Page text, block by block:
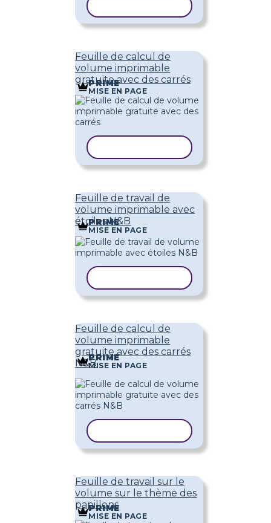
Feuille de calcul de
volume imprimable
gratuite avec des carrés
PRIME
MISE EN PAGE
Feuille de travail de
volume imprimable avec
étoiles N&B
PRIME
MISE EN PAGE
Feuille de calcul de
volume imprimable
gratuite avec des carrés
N&B
PRIME
MISE EN PAGE
Feuille de travail sur le
volume sur le thème des
papillons
PRIME
MISE EN PAGE